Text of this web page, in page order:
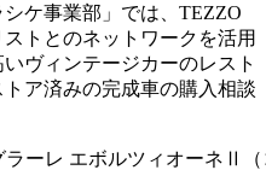
ケ事業部」では、TEZZO
トとのネットワークを活用
ヴィンテージカーのレスト
ア済みの完成車の購入相談